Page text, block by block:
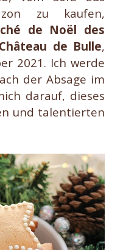
zu kaufen,
de Noël des
de Bulle,
2021. Ich werde
der Absage im
darauf, dieses
und talentierten